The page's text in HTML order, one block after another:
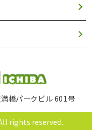
橋パークビル 601号
rights reserved.